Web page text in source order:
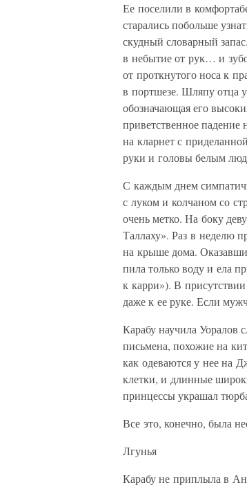
Ее поселили в
старались побольше
скудный словарный
в небытие от рук… и
от проткнутого носа к
в портшезе. Шляпу отца
обозначающая его
приветственное
на кларнет с
руки и головы белым
С каждым днем
с луком и колчаном со
очень метко. На боку
Таллаху». Раз в неделю
на крыше дома.
пила только воду и ела
к карри»). В
даже к ее руке. Если
Карабу научила Уоралов
письмена, похожие на
как одеваются у нее на
клетки, и длинные
принцессы украшал
Все это, конечно, была
Лгунья
Карабу не приплыла в